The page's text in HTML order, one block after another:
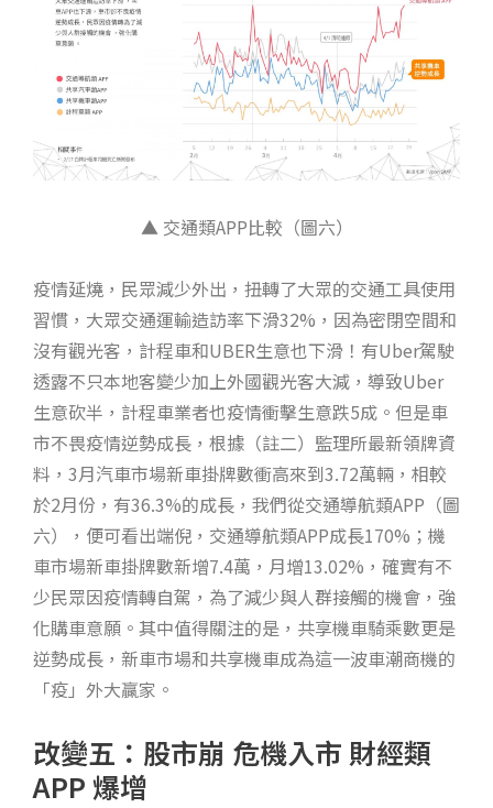
▲ 交通類APP比較（圖六）
疫情延燒，民眾減少外出，扭轉了大眾的交通工具使用
習慣，大眾交通運輸造訪率下滑32%，因為密閉空間和
沒有觀光客，計程車和UBER生意也下滑！有Uber駕駛
透露不只本地客變少加上外國觀光客大減，導致Uber
生意砍半，計程車業者也疫情衝擊生意跌5成。但是車
市不畏疫情逆勢成長，根據（註二）監理所最新領牌資
料，3月汽車市場新車掛牌數衝高來到3.72萬輛，相較
於2月份，有36.3%的成長，我們從交通導航類APP（圖
六），便可看出端倪，交通導航類APP成長170%；機
車市場新車掛牌數新增7.4萬，月增13.02%，確實有不
少民眾因疫情轉自駕，為了減少與人群接觸的機會，強
化購車意願。其中值得關注的是，共享機車騎乘數更是
逆勢成長，新車市場和共享機車成為這一波車潮商機的
「疫」外大贏家。
改變五：股市崩 危機入市 財經類
APP 爆增